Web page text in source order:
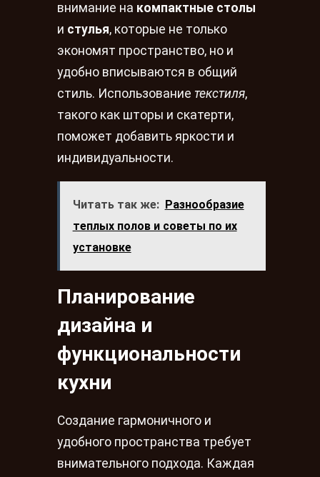
внимание на компактные столы
и стулья, которые не только
экономят пространство, но и
удобно вписываются в общий
стиль. Использование текстиля,
такого как шторы и скатерти,
поможет добавить яркости и
индивидуальности.
Читать так же:
Разнообразие
теплых полов и советы по их
установке
Планирование
дизайна и
функциональности
кухни
Создание гармоничного и
удобного пространства требует
внимательного подхода. Каждая